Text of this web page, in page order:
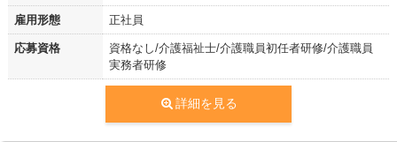
雇用形態 正社員
応募資格
資格なし/介護福祉士/介護職員初任者研修/介護職員
実務者研修
詳細を見る